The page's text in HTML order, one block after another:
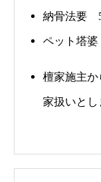
納骨法要
ペット塔婆
檀家施主
家扱いとし